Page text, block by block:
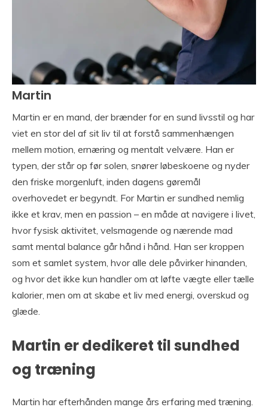
Martin
Martin er en mand, der brænder for en sund livsstil og har
viet en stor del af sit liv til at forstå sammenhængen
mellem motion, ernæring og mentalt velvære. Han er
typen, der står op før solen, snører løbeskoene og nyder
den friske morgenluft, inden dagens gøremål
overhovedet er begyndt. For Martin er sundhed nemlig
ikke et krav, men en passion – en måde at navigere i livet,
hvor fysisk aktivitet, velsmagende og nærende mad
samt mental balance går hånd i hånd. Han ser kroppen
som et samlet system, hvor alle dele påvirker hinanden,
og hvor det ikke kun handler om at løfte vægte eller tælle
kalorier, men om at skabe et liv med energi, overskud og
glæde.
Martin er dedikeret til sundhed
og træning
Martin har efterhånden mange års erfaring med træning.